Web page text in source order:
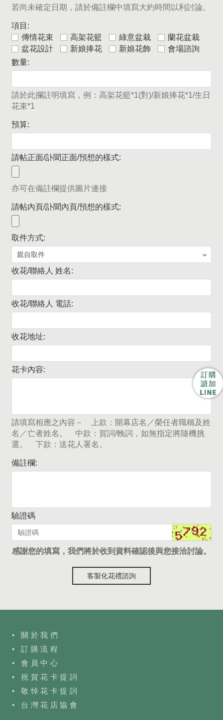
若尚未確定日期，請於備註欄中填寫大約時間以利討論。
項目:
傳情花束
高架花籃 綠意盆栽
蘭花盆栽
盆花設計
新娘捧花 新娘花飾
會場諮詢
數量:
請於此攔註明填寫，例：高架花籃*1(對)/新娘捧花*1/生日
花束*1
預算:
請帖正面/訃聞正面/預想的樣式:
亦可在備註欄提供圖片連接
請帖內頁/訃聞內頁/預想的樣式:
取件方式:
收花/聯絡人 姓名:
收花/聯絡人 電話:
收花地址:
花卡內容:
請填寫相應之內容－ 上款：開幕店名／榮任者職稱及姓
名／亡者姓名。 中款：賀詞/輓詞，如無指定將隨機挑
選。 下款：送花人署名。
備註欄:
驗證碼
感謝您的填寫，我們將於收到資料確認後與您接洽討論。
客製化花禮諮詢
• 關於我們
• 訂購流程
• 會員中心
• 祝賀花卡提詞
• 敬悼花卡提詞
• 台灣花店協會